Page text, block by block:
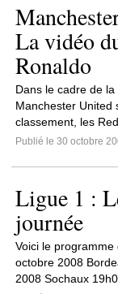
La vidéo
Ronaldo
Dans le cadre de
Manchester United
classement, les
Publié le 30 octobre
Ligue 1 :
journée
Voici le
octobre 2008
2008 Sochaux